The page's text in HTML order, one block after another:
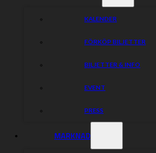
KALENDER
FÖRKÖP BILJETTER
BILJETTER & INFO
EVENT
PRESS
MARKNAD